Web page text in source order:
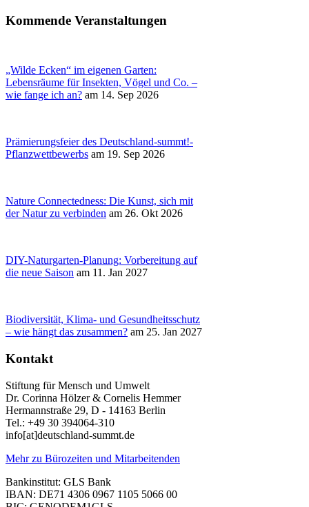
Kommende Veranstaltungen
„Wilde Ecken“ im eigenen Garten:
Lebensräume für Insekten, Vögel und Co. –
wie fange ich an? am 14. Sep 2026
Prämierungsfeier des Deutschland-summt!-
Pflanzwettbewerbs am 19. Sep 2026
Nature Connectedness: Die Kunst, sich mit
der Natur zu verbinden am 26. Okt 2026
DIY-Naturgarten-Planung: Vorbereitung auf
die neue Saison am 11. Jan 2027
Biodiversität, Klima- und Gesundheitsschutz
– wie hängt das zusammen? am 25. Jan 2027
Kontakt
Stiftung für Mensch und Umwelt
Dr. Corinna Hölzer & Cornelis Hemmer
Hermannstraße 29, D - 14163 Berlin
Tel.: +49 30 394064-310
info[at]deutschland-summt.de
Mehr zu Bürozeiten und Mitarbeitenden
Bankinstitut: GLS Bank
IBAN: DE71 4306 0967 1105 5066 00